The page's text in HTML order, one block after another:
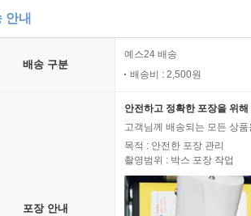
안내
배송 구분
예스24 배송
배송비 : 2,500원
포장 안내
안전하고 정확한 포장을 위
고객님께 배송되는 모든 상
목적 : 안전한 포장 관리
촬영범위 : 박스 포장 작업